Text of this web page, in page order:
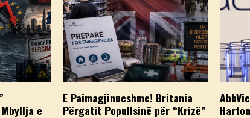
e
E Paimagjinueshme! Britania
Përgatit Popullsinë për “Krizë”